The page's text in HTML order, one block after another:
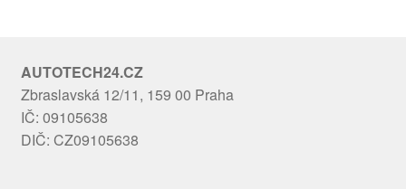
AUTOTECH24.CZ
Zbraslavská 12/11, 159 00 Praha
IČ: 09105638
DIČ: CZ09105638